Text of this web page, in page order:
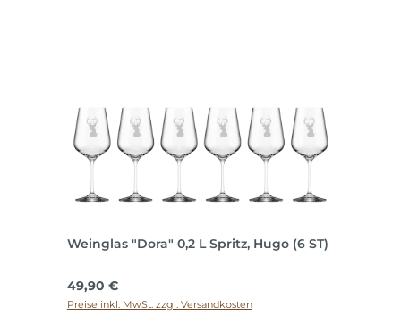
Weinglas "Dora" 0,2 L Spritz, Hugo (6 ST)
Regulärer Preis:
49,90 €
Preise inkl. MwSt. zzgl. Versandkosten